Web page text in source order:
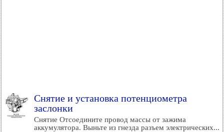
Снятие и установка потенциометра
заслонки
Снятие Отсоедините провод массы от зажима
аккумулятора. Выньте из гнезда разъем электрических...